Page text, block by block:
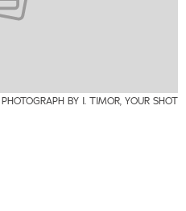
PHOTOGRAPH BY I. TIMOR, YOUR SHOT